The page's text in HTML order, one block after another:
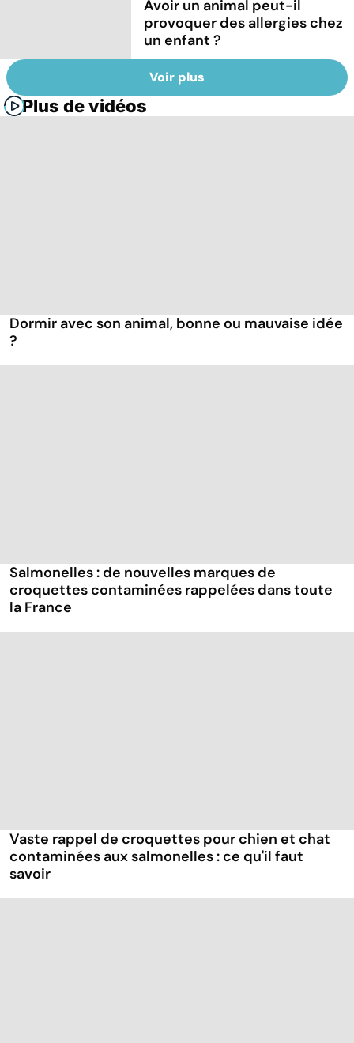
Avoir un animal peut-il
provoquer des allergies chez
un enfant ?
Voir plus
Plus de vidéos
Dormir avec son animal, bonne ou mauvaise idée
?
Salmonelles : de nouvelles marques de
croquettes contaminées rappelées dans toute
la France
Vaste rappel de croquettes pour chien et chat
contaminées aux salmonelles : ce qu'il faut
savoir